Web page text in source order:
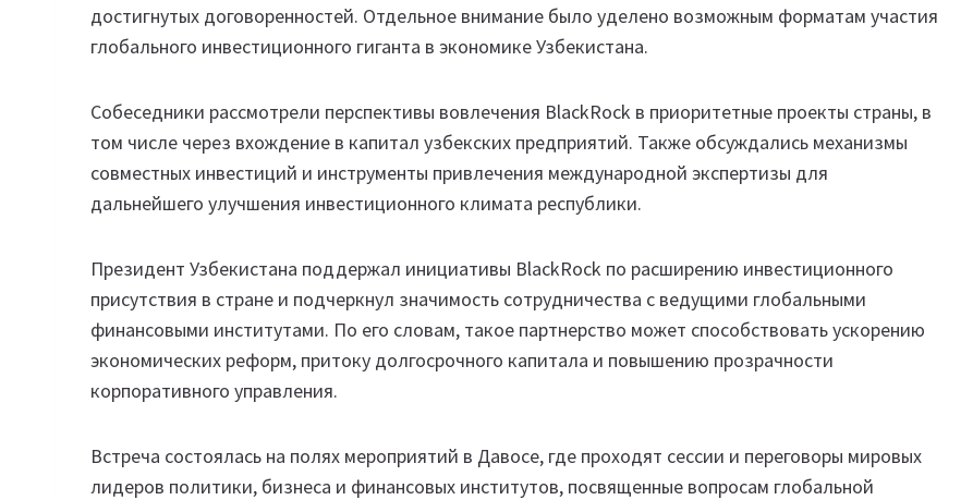
достигнутых договоренностей. Отдельное внимание было уделено возможным форматам участия
глобального инвестиционного гиганта в экономике Узбекистана.
Собеседники рассмотрели перспективы вовлечения BlackRock в приоритетные проекты страны, в
том числе через вхождение в капитал узбекских предприятий. Также обсуждались механизмы
совместных инвестиций и инструменты привлечения международной экспертизы для
дальнейшего улучшения инвестиционного климата республики.
Президент Узбекистана поддержал инициативы BlackRock по расширению инвестиционного
присутствия в стране и подчеркнул значимость сотрудничества с ведущими глобальными
финансовыми институтами. По его словам, такое партнерство может способствовать ускорению
экономических реформ, притоку долгосрочного капитала и повышению прозрачности
корпоративного управления.
Встреча состоялась на полях мероприятий в Давосе, где проходят сессии и переговоры мировых
лидеров политики, бизнеса и финансовых институтов, посвященные вопросам глобальной